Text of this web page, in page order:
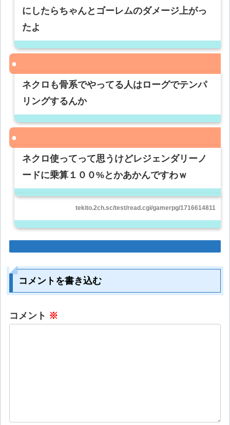
にしたらちゃんとゴーレムのダメージ上がっ
たよ
ネクロも骨系でやってる人はローグでテンパ
リングするんか
ネクロ使ってって思うけどレジェンダリーノ
ードに乗算１００%とかあかんですわｗ
tekito.2ch.sc/test/read.cgi/gamerpg/1716614811
コメントを書き込む
コメント ※